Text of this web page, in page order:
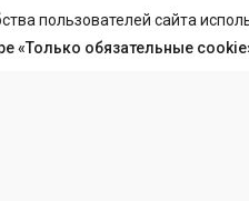
пользователей сайта
«Только обязательные